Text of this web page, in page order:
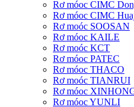
Rơ móoc CIMC
Rơ móoc CIMC
Rơ moóc SOOSAN
Rơ móoc KAILE
Rơ moóc KCT
Rơ móoc PATEC
Rơ móoc THACO
Rơ moóc TIANRUI
Rơ móoc
Rơ móoc YUNLI